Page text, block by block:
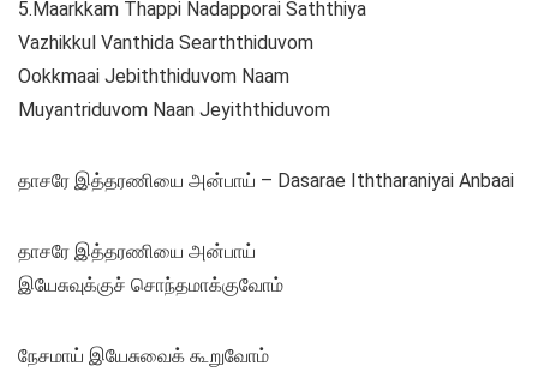
5.Maarkkam Thappi Nadapporai Saththiya
Vazhikkul Vanthida Searththiduvom
Ookkmaai Jebiththiduvom Naam
Muyantriduvom Naan Jeyiththiduvom
தாசரே இத்தரணியை அன்பாய் – Dasarae Iththaraniyai Anbaai
தாசரே இத்தரணியை அன்பாய்
இயேசுவுக்குச் சொந்தமாக்குவோம்
நேசமாய் இயேசுவைக் கூறுவோம்